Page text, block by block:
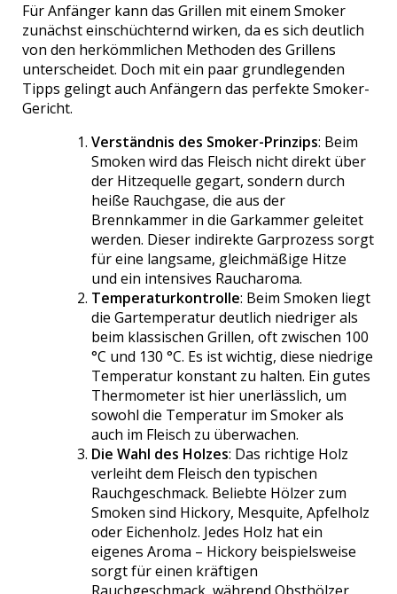
Für Anfänger kann das Grillen mit einem Smoker
zunächst einschüchternd wirken, da es sich deutlich
von den herkömmlichen Methoden des Grillens
unterscheidet. Doch mit ein paar grundlegenden
Tipps gelingt auch Anfängern das perfekte Smoker-
Gericht.
Verständnis des Smoker-Prinzips: Beim
Smoken wird das Fleisch nicht direkt über
der Hitzequelle gegart, sondern durch
heiße Rauchgase, die aus der
Brennkammer in die Garkammer geleitet
werden. Dieser indirekte Garprozess sorgt
für eine langsame, gleichmäßige Hitze
und ein intensives Raucharoma.
Temperaturkontrolle: Beim Smoken liegt
die Gartemperatur deutlich niedriger als
beim klassischen Grillen, oft zwischen 100
°C und 130 °C. Es ist wichtig, diese niedrige
Temperatur konstant zu halten. Ein gutes
Thermometer ist hier unerlässlich, um
sowohl die Temperatur im Smoker als
auch im Fleisch zu überwachen.
Die Wahl des Holzes: Das richtige Holz
verleiht dem Fleisch den typischen
Rauchgeschmack. Beliebte Hölzer zum
Smoken sind Hickory, Mesquite, Apfelholz
oder Eichenholz. Jedes Holz hat ein
eigenes Aroma – Hickory beispielsweise
sorgt für einen kräftigen